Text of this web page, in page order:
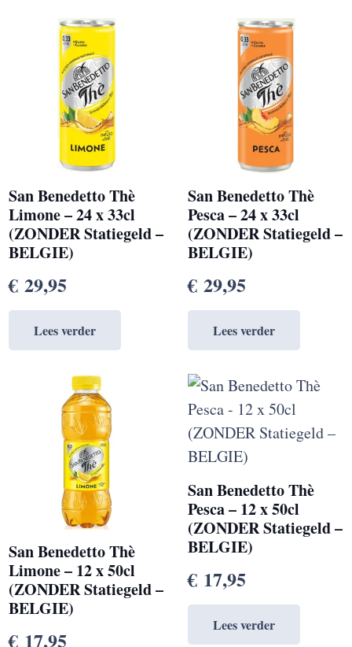
San Benedetto Thè
Limone – 24 x 33cl
(ZONDER Statiegeld –
BELGIE)
€ 29,95
Lees verder
San Benedetto Thè
Pesca – 24 x 33cl
(ZONDER Statiegeld –
BELGIE)
€ 29,95
Lees verder
San Benedetto Thè
Limone – 12 x 50cl
(ZONDER Statiegeld –
BELGIE)
€ 17,95
San Benedetto Thè
Pesca – 12 x 50cl
(ZONDER Statiegeld –
BELGIE)
€ 17,95
Lees verder